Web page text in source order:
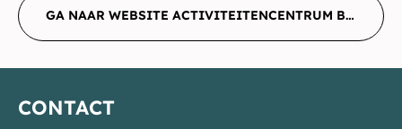
GA NAAR WEBSITE ACTIVITEITENCENTRUM BREDA
CONTACT